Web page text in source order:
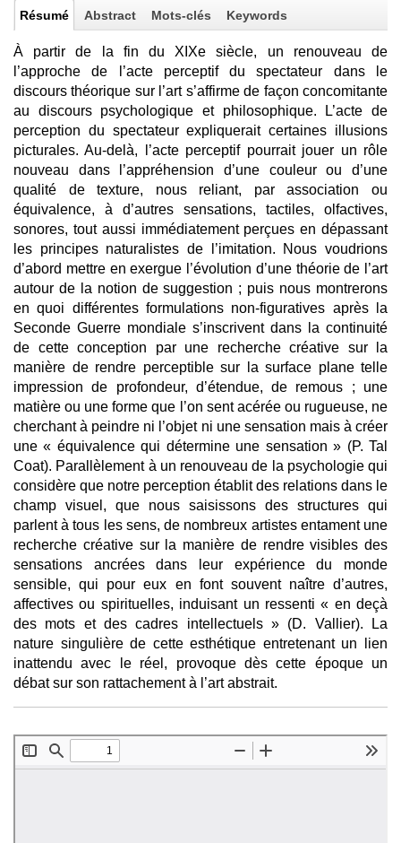
Résumé Abstract Mots-clés Keywords
À partir de la fin du XIXe siècle, un renouveau de
l’approche de l’acte perceptif du spectateur dans le
discours théorique sur l’art s’affirme de façon concomitante
au discours psychologique et philosophique. L’acte de
perception du spectateur expliquerait certaines illusions
picturales. Au-delà, l’acte perceptif pourrait jouer un rôle
nouveau dans l’appréhension d’une couleur ou d’une
qualité de texture, nous reliant, par association ou
équivalence, à d’autres sensations, tactiles, olfactives,
sonores, tout aussi immédiatement perçues en dépassant
les principes naturalistes de l’imitation. Nous voudrions
d’abord mettre en exergue l’évolution d’une théorie de l’art
autour de la notion de suggestion ; puis nous montrerons
en quoi différentes formulations non-figuratives après la
Seconde Guerre mondiale s’inscrivent dans la continuité
de cette conception par une recherche créative sur la
manière de rendre perceptible sur la surface plane telle
impression de profondeur, d’étendue, de remous ; une
matière ou une forme que l’on sent acérée ou rugueuse, ne
cherchant à peindre ni l’objet ni une sensation mais à créer
une « équivalence qui détermine une sensation » (P. Tal
Coat). Parallèlement à un renouveau de la psychologie qui
considère que notre perception établit des relations dans le
champ visuel, que nous saisissons des structures qui
parlent à tous les sens, de nombreux artistes entament une
recherche créative sur la manière de rendre visibles des
sensations ancrées dans leur expérience du monde
sensible, qui pour eux en font souvent naître d’autres,
affectives ou spirituelles, induisant un ressenti « en deçà
des mots et des cadres intellectuels » (D. Vallier). La
nature singulière de cette esthétique entretenant un lien
inattendu avec le réel, provoque dès cette époque un
débat sur son rattachement à l’art abstrait.